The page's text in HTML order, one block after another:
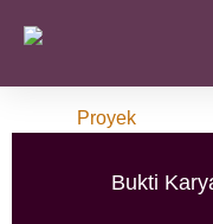
Proyek
Bukti